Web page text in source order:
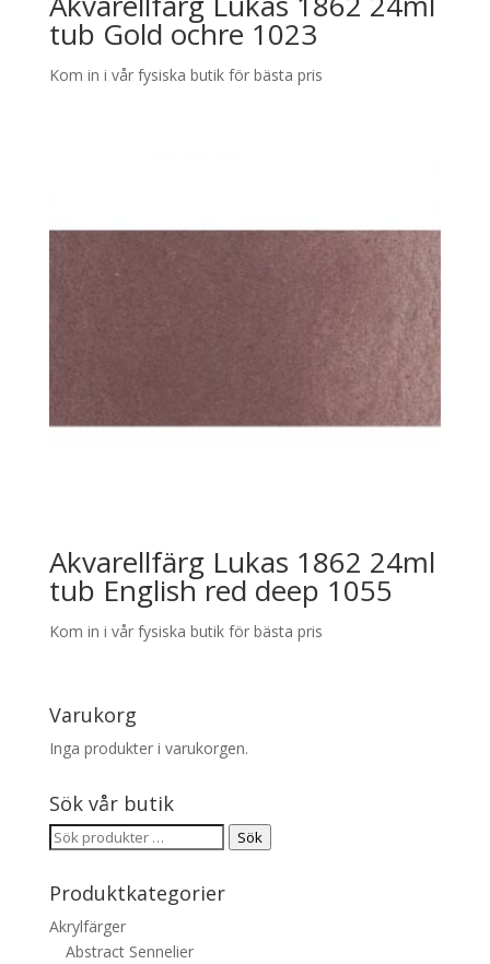
tub Gold ochre 1023
Kom in i vår fysiska butik för bästa pris
Akvarellfärg Lukas 1862 24ml
tub English red deep 1055
Kom in i vår fysiska butik för bästa pris
Varukorg
Inga produkter i varukorgen.
Sök vår butik
Sök
Sök
Produktkategorier
Akrylfärger
Abstract Sennelier